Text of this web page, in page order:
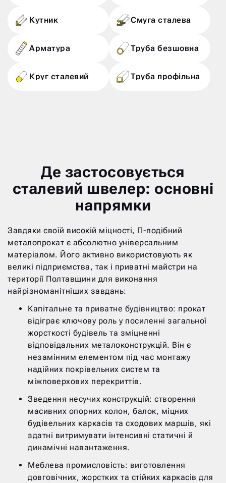
Кутник Смуга сталева
Арматура Труба безшовна
Круг сталевий Труба профільна
Де застосовується
сталевий швелер: основні
напрямки
Завдяки своїй високій міцності, П-подібний
металопрокат є абсолютно універсальним
матеріалом. Його активно використовують як
великі підприємства, так і приватні майстри на
території Полтавщини для виконання
найрізноманітніших завдань:
Капітальне та приватне будівництво: прокат
відіграє ключову роль у посиленні загальної
жорсткості будівель та зміцненні
відповідальних металоконструкцій. Він є
незамінним елементом під час монтажу
надійних покрівельних систем та
міжповерхових перекриттів.
Зведення несучих конструкцій: створення
масивних опорних колон, балок, міцних
будівельних каркасів та сходових маршів, які
здатні витримувати інтенсивні статичні й
динамічні навантаження.
Меблева промисловість: виготовлення
довговічних, жорстких та стійких каркасів для